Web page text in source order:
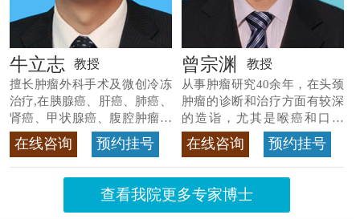
牛立志 教授
擅长肿瘤外科手术及微创冷冻
治疗,在胰腺癌、肝癌、肺癌、
肾癌、甲状腺癌、腹腔肿瘤等
>>查看专家详情
在线咨询 预约挂号
曾宗渊 教授
从事肿瘤研究40余年，在头颈
肿瘤的诊断和治疗方面有较深
的造诣，尤其是喉癌和口腔
癌，迄今仍是广东喉癌单病种
首席专家 >>查看专家详情
在线咨询 预约挂号
查看我院更多专家博士